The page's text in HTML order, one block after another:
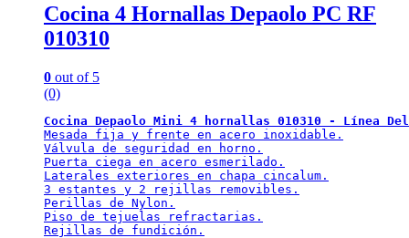
Cocina 4 Hornallas Depaolo PC RF
010310
0 out of 5
(0)
Cocina Depaolo Mini 4 hornallas 010310 - Línea
Mesada fija y frente en acero inoxidable.
Válvula de seguridad en horno.
Puerta ciega en acero esmerilado.
Laterales exteriores en chapa cincalum.
3 estantes y 2 rejillas removibles.
Perillas de Nylon.
Piso de tejuelas refractarias.
Rejillas de fundición.